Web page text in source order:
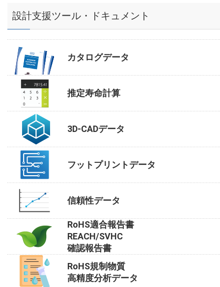
設計支援ツール・ドキュメント
カタログデータ
推定寿命計算
3D-CADデータ
フットプリントデータ
信頼性データ
RoHS適合報告書
REACH/SVHC
確認報告書
RoHS規制物質
高精度分析データ